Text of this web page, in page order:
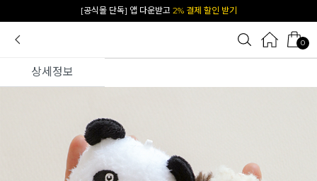
카카오 플친 추가하면1천원 즉시 할인 쿠폰
0
상세정보